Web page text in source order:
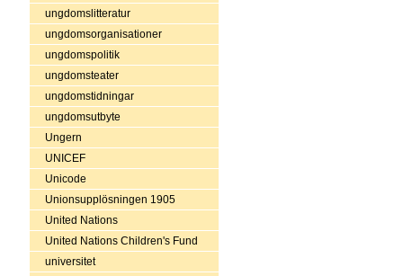
ungdomslitteratur
ungdomsorganisationer
ungdomspolitik
ungdomsteater
ungdomstidningar
ungdomsutbyte
Ungern
UNICEF
Unicode
Unionsupplösningen 1905
United Nations
United Nations Children's Fund
universitet